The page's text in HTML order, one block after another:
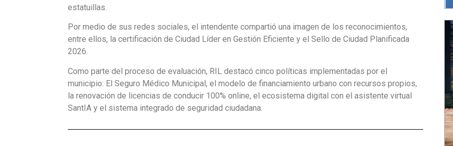
estatuillas.
Por medio de sus redes sociales, el intendente compartió una imagen de los reconocimientos,
entre ellos, la certificación de Ciudad Líder en Gestión Eficiente y el Sello de Ciudad Planificada
2026.
Como parte del proceso de evaluación, RIL destacó cinco políticas implementadas por el
municipio: El Seguro Médico Municipal, el modelo de financiamiento urbano con recursos propios,
la renovación de licencias de conducir 100% online, el ecosistema digital con el asistente virtual
SantIA y el sistema integrado de seguridad ciudadana.